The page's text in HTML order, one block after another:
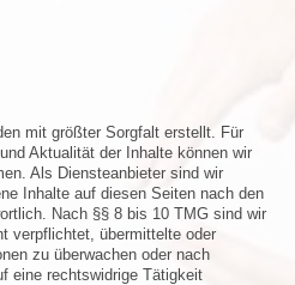
mit größter Sorgfalt erstellt. Für
Aktualität der Inhalte können wir
Als Diensteanbieter sind wir
Inhalte auf diesen Seiten nach den
Nach §§ 8 bis 10 TMG sind wir
verpflichtet, übermittelte oder
zu überwachen oder nach
eine rechtswidrige Tätigkeit